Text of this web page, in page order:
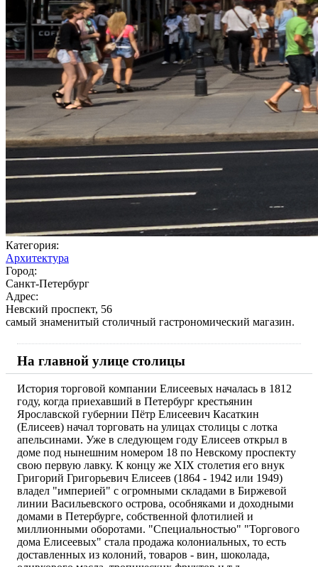
Категория:
Архитектура
Город:
Санкт-Петербург
Адрес:
Невский проспект, 56
самый знаменитый столичный гастрономический магазин.
На главной улице столицы
История торговой компании Елисеевых началась в 1812
году, когда приехавший в Петербург крестьянин
Ярославской губернии Пётр Елисеевич Касаткин
(Елисеев) начал торговать на улицах столицы с лотка
апельсинами. Уже в следующем году Елисеев открыл в
доме под нынешним номером 18 по Невскому проспекту
свою первую лавку. К концу же XIX столетия его внук
Григорий Григорьевич Елисеев (1864 - 1942 или 1949)
владел "империей" с огромными складами в Биржевой
линии Васильевского острова, особняками и доходными
домами в Петербурге, собственной флотилией и
миллионными оборотами. "Специальностью" "Торгового
дома Елисеевых" стала продажа колониальных, то есть
доставленных из колоний, товаров - вин, шоколада,